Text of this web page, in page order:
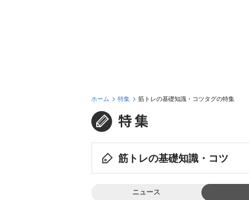
ホーム 特集 筋トレの基礎知識・コツタグの特集
筋トレの基礎知識・コツ
ニュース